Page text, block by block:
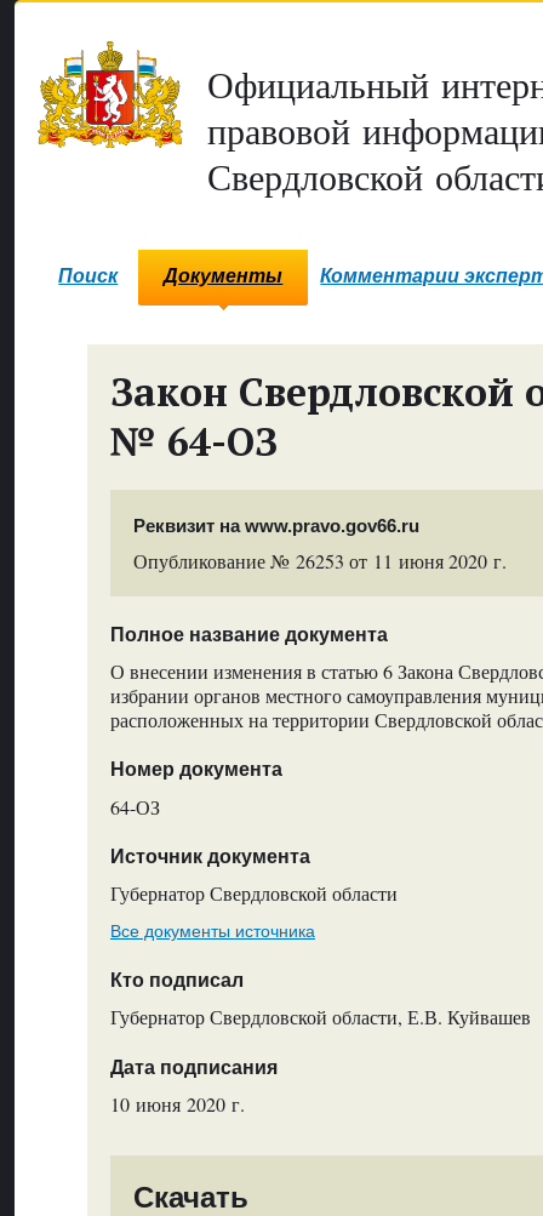
Официальный
правовой
Свердловской
Поиск Документы Комментарии
Закон Свердловской
№ 64-ОЗ
Реквизит на www.pravo.gov66.ru
Опубликование № 26253 от 11 июня 2020 г.
Полное название документа
О внесении изменения в статью 6 Закона
избрании органов местного самоуправления
расположенных на территории Свердловской
Номер документа
64-ОЗ
Источник документа
Губернатор Свердловской области
Все документы источника
Кто подписал
Губернатор Свердловской области, Е.В. Куйвашев
Дата подписания
10 июня 2020 г.
Скачать